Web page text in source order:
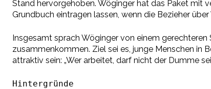
Stand hervorgehoben. Wöginger hat das Paket mit
Grundbuch eintragen lassen, wenn die Bezieher
Insgesamt sprach Wöginger von einem
zusammenkommen. Ziel sei es, junge Menschen in
attraktiv sein: „Wer arbeitet, darf nicht der Dumme
Hintergründe